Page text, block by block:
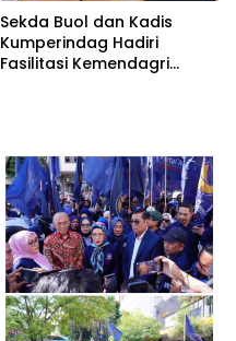
Sekda Buol dan Kadis
Kumperindag Hadiri
Fasilitasi Kemendagri